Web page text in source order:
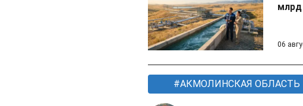
млрд
06
АКМОЛИНСКАЯ ОБЛАСТЬ